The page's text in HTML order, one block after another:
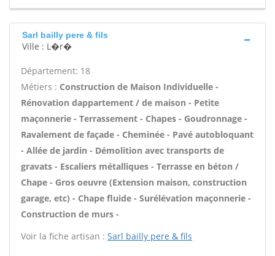
Sarl bailly pere & fils
Ville : L�r�
Département: 18
Métiers : Construction de Maison Individuelle -
Rénovation dappartement / de maison - Petite
maçonnerie - Terrassement - Chapes - Goudronnage -
Ravalement de façade - Cheminée - Pavé autobloquant
- Allée de jardin - Démolition avec transports de
gravats - Escaliers métalliques - Terrasse en béton /
Chape - Gros oeuvre (Extension maison, construction
garage, etc) - Chape fluide - Surélévation maçonnerie -
Construction de murs -
Voir la fiche artisan : Sarl bailly pere & fils